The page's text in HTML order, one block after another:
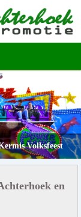
Volksfeest
en